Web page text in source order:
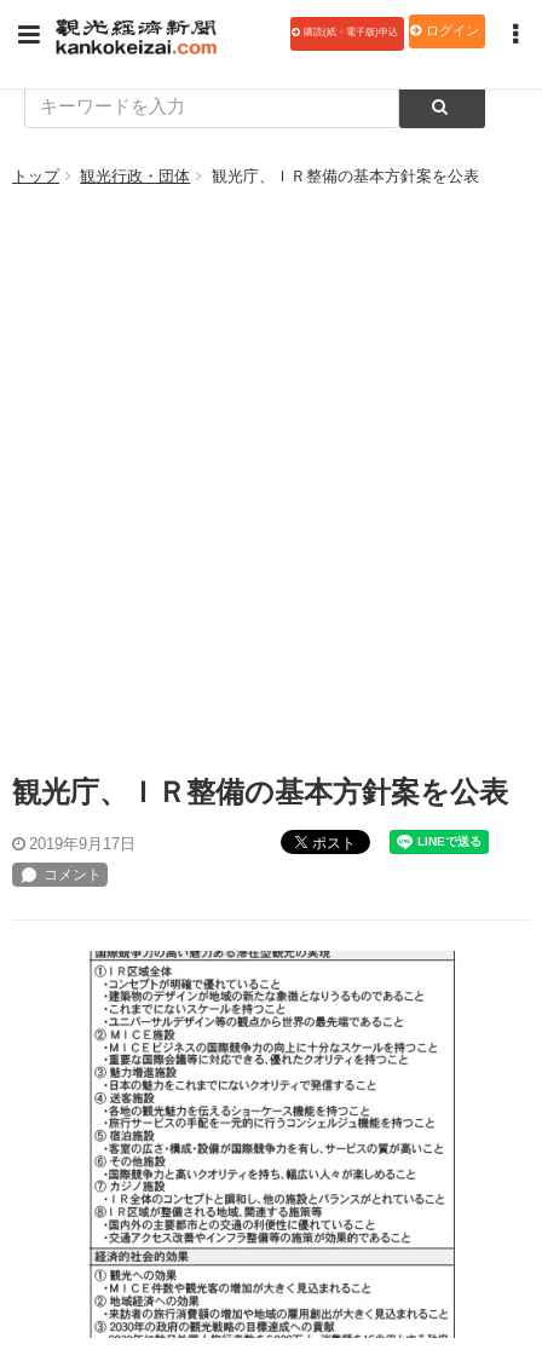
購読(紙・電子版)申込 ログイン
トップ 観光行政・団体 観光庁、ＩＲ整備の基本方針案を公表
観光庁、ＩＲ整備の基本方針案を公表
2019年9月17日 ポスト